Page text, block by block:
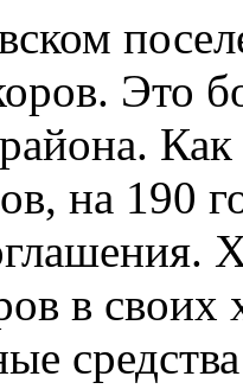
Это
Как
на 190
в своих